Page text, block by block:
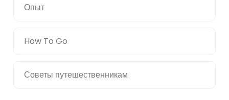
Опыт
How To Go
Советы путешественникам